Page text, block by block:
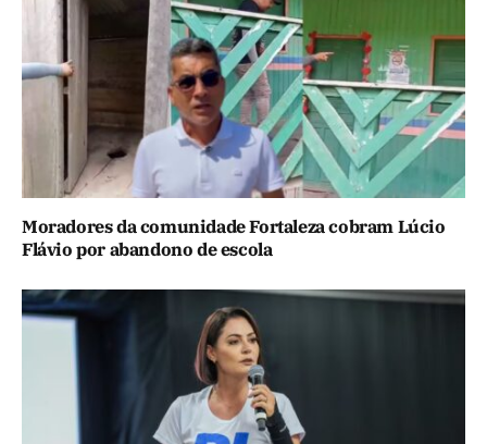
Moradores da comunidade Fortaleza cobram Lúcio
Flávio por abandono de escola